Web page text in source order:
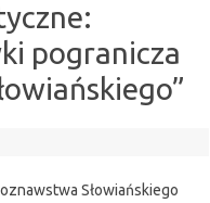
pogranicza
Słowiańskiego